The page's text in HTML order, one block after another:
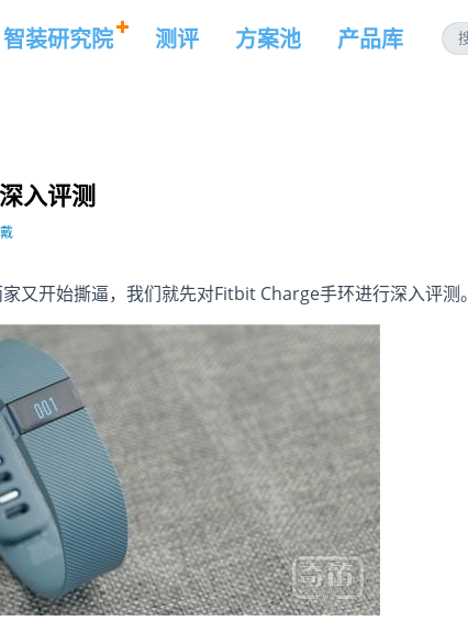
智装研究院 测评 方案池 产品库
入评测
又开始撕逼，我们就先对Fitbit Charge手环进行深入评测。